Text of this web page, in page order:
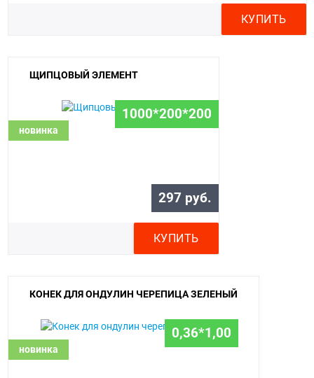
КУПИТЬ
новинка
ЩИПЦОВЫЙ ЭЛЕМЕНТ
1000*200*200
297 руб.
КУПИТЬ
новинка
КОНЕК ДЛЯ ОНДУЛИН ЧЕРЕПИЦА ЗЕЛЕНЫЙ
0,36*1,00